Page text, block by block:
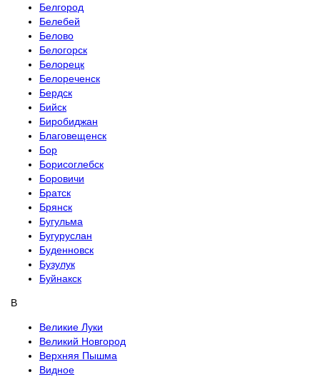
Белгород
Белебей
Белово
Белогорск
Белорецк
Белореченск
Бердск
Бийск
Биробиджан
Благовещенск
Бор
Борисоглебск
Боровичи
Братск
Брянск
Бугульма
Бугуруслан
Буденновск
Бузулук
Буйнакск
В
Великие Луки
Великий Новгород
Верхняя Пышма
Видное